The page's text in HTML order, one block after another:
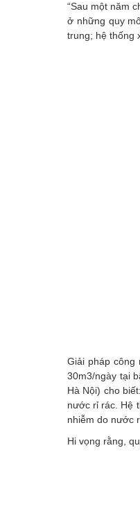
“Sau một năm
ở những quy
trung; hệ thống
Giải pháp
30m3/ngày tại
Hà Nội) cho
nước rỉ rác. Hệ
nhiễm do nước
Hi vọng rằng,